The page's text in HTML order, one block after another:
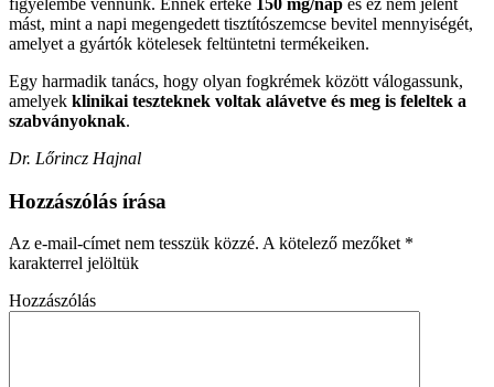
mást, mint a napi megengedett tisztítószemcse bevitel mennyiségét,
amelyet a gyártók kötelesek feltüntetni termékeiken.
Egy harmadik tanács, hogy olyan fogkrémek között válogassunk,
amelyek klinikai teszteknek voltak alávetve és meg is feleltek a
szabványoknak.
Dr. Lőrincz Hajnal
Hozzászólás írása
Az e-mail-címet nem tesszük közzé. A kötelező mezőket *
karakterrel jelöltük
Hozzászólás